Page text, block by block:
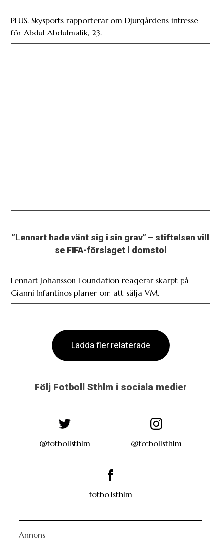
PLUS. Skysports rapporterar om Djurgårdens intresse
för Abdul Abdulmalik, 23.
”Lennart hade vänt sig i sin grav” – stiftelsen vill
se FIFA-förslaget i domstol
Lennart Johansson Foundation reagerar skarpt på
Gianni Infantinos planer om att sälja VM.
Ladda fler relaterade
Följ Fotboll Sthlm i sociala medier
@fotbollsthlm @fotbollsthlm
fotbollsthlm
Annons